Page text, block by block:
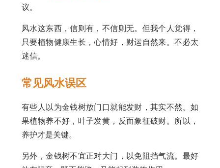
议。
风水这东西，信则有，不信则无。但我个人觉得，
只要植物健康生长，心情好，财运自然来。不必太
迷信。
常见风水误区
有些人以为金钱树放门口就能发财，其实不然。如
果植物养不好，叶子发黄，反而象征破财。所以，
养护才是关键。
另外，金钱树不宜正对大门，以免阻挡气流。最好